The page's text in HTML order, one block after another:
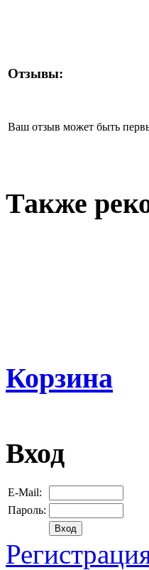
Отзывы:
Ваш отзыв может быть
Также
Корзина
Вход
E-Mail:
Пароль: